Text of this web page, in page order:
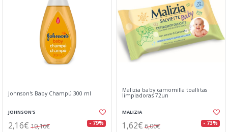
Johnson's Baby Champú 300 ml
JOHNSON'S
2,16€ 10,16€ - 79%
Malizia baby camomilla toallitas
limpiadoras 72un
MALIZIA
1,62€ 6,00€ - 73%